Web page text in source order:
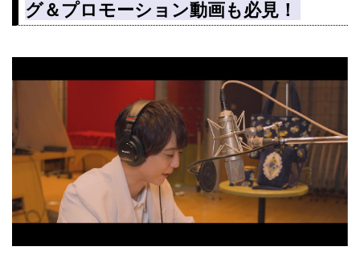
もしれない。フェイラー伝統のデ
グ＆プロモーション動画も必見！